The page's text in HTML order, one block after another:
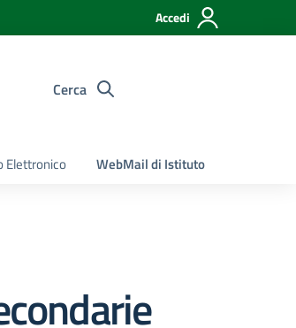
Accedi
Cerca
Elettronico WebMail di Istituto